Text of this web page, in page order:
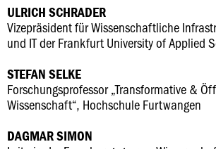
ULRICH SCHRADER
Vizepräsident für Wissenschaftliche
und IT der Frankfurt University of Applied
STEFAN SELKE
Forschungsprofessor „Transformative &
Wissenschaft“, Hochschule Furtwangen
DAGMAR SIMON